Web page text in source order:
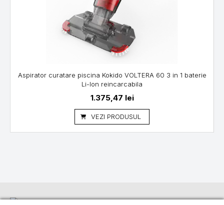
Aspirator curatare piscina Kokido VOLTERA 60 3 in 1 baterie
Li-Ion reincarcabila
1.375,47 lei
VEZI PRODUSUL
Informații Suport Linkuri utile